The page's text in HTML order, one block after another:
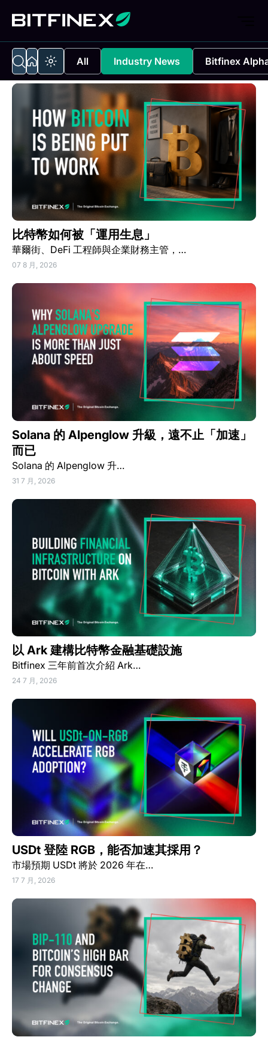
All Industry News Bitfinex
比特幣如何被「運用生息」
華爾街、DeFi 工程師與企業財務主管，…
07 8 月, 2026
Solana 的 Alpenglow 升級，遠不止「加速」
而已
Solana 的 Alpenglow 升…
31 7 月, 2026
以 Ark 建構比特幣金融基礎設施
Bitfinex 三年前首次介紹 Ark…
24 7 月, 2026
USDt 登陸 RGB，能否加速其採用？
市場預期 USDt 將於 2026 年在…
17 7 月, 2026